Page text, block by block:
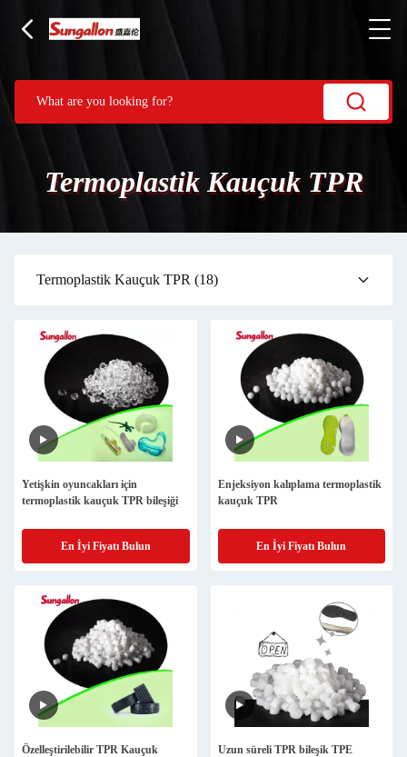
Termoplastik Kauçuk TPR
Termoplastik Kauçuk TPR (18)
Yetişkin oyuncakları için
termoplastik kauçuk TPR bileşiği
En İyi Fiyatı Bulun
Enjeksiyon kalıplama termoplastik
kauçuk TPR
En İyi Fiyatı Bulun
Özelleştirilebilir TPR Kauçuk
Uzun süreli TPR bileşik TPE